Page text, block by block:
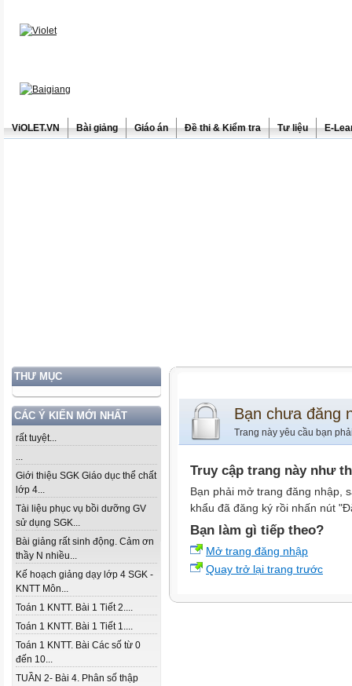
ViOLET.VN Bài giảng Giáo án Đề thi & Kiểm tra Tư liệu E-
THƯ MỤC
CÁC Ý KIẾN MỚI NHẤT
rất tuyệt...
...
Giới thiệu SGK Giáo dục thể chất
lớp 4...
Tài liệu phục vụ bồi dưỡng GV
sử dụng SGK...
Bài giảng rất sinh động. Cảm ơn
thầy N nhiều...
Kế hoạch giảng dạy lớp 4 SGK -
KNTT Môn...
Toán 1 KNTT. Bài 1 Tiết 2....
Toán 1 KNTT. Bài 1 Tiết 1....
Toán 1 KNTT. Bài Các số từ 0
đến 10...
TUẦN 2- Bài 4. Phân số thập
Bạn chưa đăng
Trang này yêu cầu bạn
Truy cập trang này như
Bạn phải mở trang đăng nhập,
khẩu đã đăng ký rồi nhấn nút
Bạn làm gì tiếp theo?
Mở trang đăng nhập
Quay trở lại trang trước